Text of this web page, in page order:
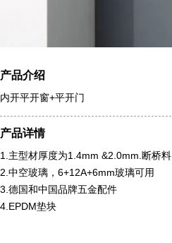
产品介绍
内开平开窗+平开门
产品详情
1.主型材厚度为1.4mm &2.0mm.断桥料
2.中空玻璃，6+12A+6mm玻璃可用
3.德国和中国品牌五金配件
4.EPDM垫块